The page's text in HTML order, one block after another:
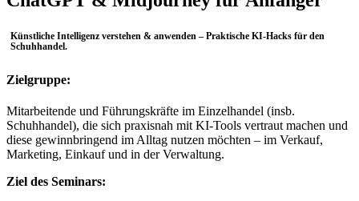
Künstliche Intelligenz verstehen & anwenden – Praktische KI-Hacks für den
Schuhhandel.
Zielgruppe:
Mitarbeitende und Führungskräfte im Einzelhandel (insb.
Schuhhandel), die sich praxisnah mit KI-Tools vertraut machen und
diese gewinnbringend im Alltag nutzen möchten – im Verkauf,
Marketing, Einkauf und in der Verwaltung.
Ziel des Seminars: